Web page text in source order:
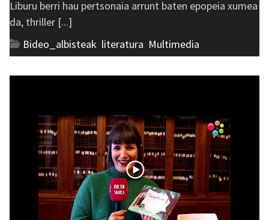
Liburu berri hau pertsonaia arrunt baten epopeia xumea
da, thriller [...]
Bideo_albisteak literatura Multimedia